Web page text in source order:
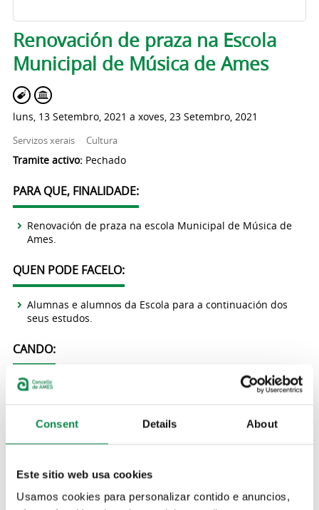
Consent Details About
Este sitio web usa cookies
Usamos cookies para personalizar contido e anuncios,
Pestanas principais
Renovación de praza na Escola
Municipal de Música de Ames
luns, 13 Setembro, 2021 a xoves, 23 Setembro, 2021
Servizos xerais Cultura
Tramite activo: Pechado
PARA QUE, FINALIDADE:
Renovación de praza na escola Municipal de Música de
Ames.
QUEN PODE FACELO:
Alumnas e alumnos da Escola para a continuación dos
seus estudos.
CANDO:
Do 13 ao 23 de setembro de 2021.
A través destasolicitude
ONDE: